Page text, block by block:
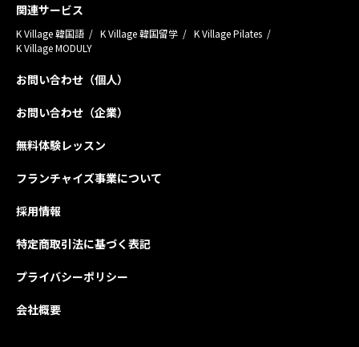
関連サービス
K Village 韓国語 K Village 韓国留学
K Village Pilates
K Village MODULY
お問い合わせ（個人）
お問い合わせ（企業）
無料体験レッスン
フランチャイズ事業について
採用情報
特定商取引法に基づく表記
プライバシーポリシー
会社概要